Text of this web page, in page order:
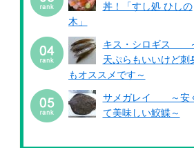
丼！「すし処 ひしの
木」
キス・シロギス
天ぷらもいいけど刺
もオススメです～
サメガレイ ～安
て美味しい鮫鰈～